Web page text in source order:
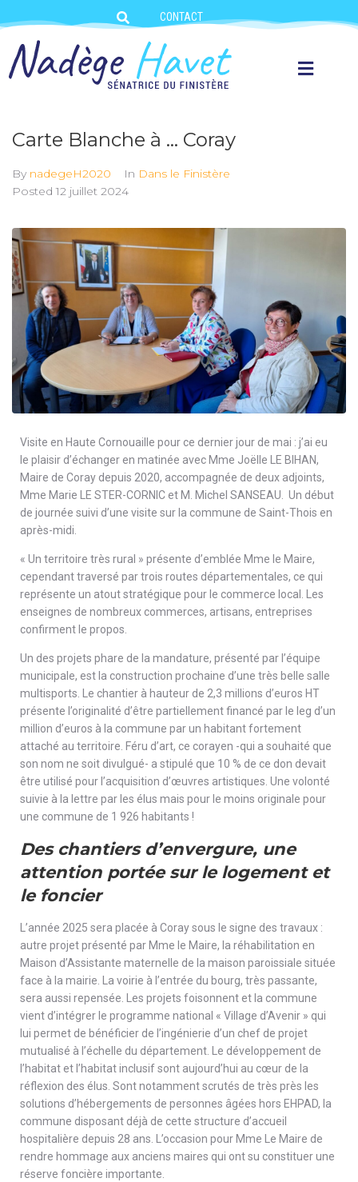
CONTACT
Carte Blanche à … Coray
By nadegeH2020 In Dans le Finistère
Posted 12 juillet 2024
Visite en Haute Cornouaille pour ce dernier jour de mai : j’ai eu
le plaisir d’échanger en matinée avec Mme Joëlle LE BIHAN,
Maire de Coray depuis 2020, accompagnée de deux adjoints,
Mme Marie LE STER-CORNIC et M. Michel SANSEAU. Un début
de journée suivi d’une visite sur la commune de Saint-Thois en
après-midi.
« Un territoire très rural » présente d’emblée Mme le Maire,
cependant traversé par trois routes départementales, ce qui
représente un atout stratégique pour le commerce local. Les
enseignes de nombreux commerces, artisans, entreprises
confirment le propos.
Un des projets phare de la mandature, présenté par l’équipe
municipale, est la construction prochaine d’une très belle salle
multisports. Le chantier à hauteur de 2,3 millions d’euros HT
présente l’originalité d’être partiellement financé par le leg d’un
million d’euros à la commune par un habitant fortement
attaché au territoire. Féru d’art, ce corayen -qui a souhaité que
son nom ne soit divulgué- a stipulé que 10 % de ce don devait
être utilisé pour l’acquisition d’œuvres artistiques. Une volonté
suivie à la lettre par les élus mais pour le moins originale pour
une commune de 1 926 habitants !
Des chantiers d’envergure, une
attention portée sur le logement et
le foncier
L’année 2025 sera placée à Coray sous le signe des travaux :
autre projet présenté par Mme le Maire, la réhabilitation en
Maison d’Assistante maternelle de la maison paroissiale située
face à la mairie. La voirie à l’entrée du bourg, très passante,
sera aussi repensée. Les projets foisonnent et la commune
vient d’intégrer le programme national « Village d’Avenir » qui
lui permet de bénéficier de l’ingénierie d’un chef de projet
mutualisé à l’échelle du département. Le développement de
l’habitat et l’habitat inclusif sont aujourd’hui au cœur de la
réflexion des élus. Sont notamment scrutés de très près les
solutions d’hébergements de personnes âgées hors EHPAD, la
commune disposant déjà de cette structure d’accueil
hospitalière depuis 28 ans. L’occasion pour Mme Le Maire de
rendre hommage aux anciens maires qui ont su constituer une
réserve foncière importante.